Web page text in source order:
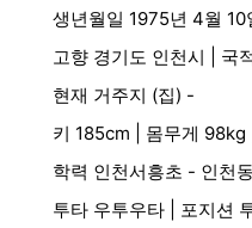
생년월일 1975년 4월 10
고향 경기도 인천시 | 국
현재 거주지 (집) -
키 185cm | 몸무게 98kg
학력 인천서흥초 - 인천
투타 우투우타 | 포지션